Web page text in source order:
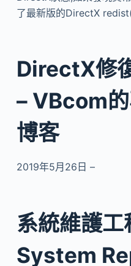
了最新版的DirectX
DirectX修
– VBcom
博客
2019年5月26日 –
系統維護
System